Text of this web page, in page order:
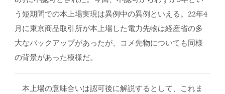
う短期間での本上場実現は異例中の異例といえる。22年4
月に東京商品取引所が本上場した電力先物は経産省の多
大なバックアップがあったが、コメ先物についても同様
の背景があった模様だ。
本上場の意味合いは認可後に解説するとして、これま